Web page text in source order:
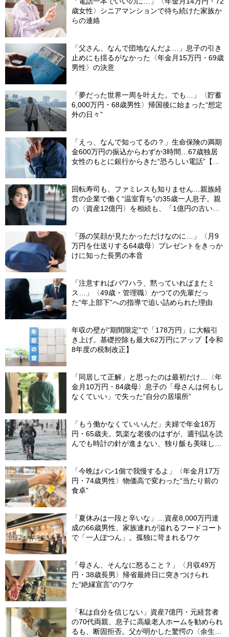
歳女性〉シニアマンションで待ち続けた家族か
らの連絡
「父さん、なんで団地なんだよ…」息子の引き
止めにも揺るがなかった〈年金月15万円・69歳
男性〉の決意
「夢だった世界一周を叶えた。でも…」〈貯蓄
6,000万円・68歳男性〉帰国後に始まった“想定
外の日々”
「えっ、なんで知ってるの？」生命保険の満期
金600万円の振込からわずか3時間…67歳独居
女性のもとに銀行からきた“恐ろしい電話”【FP
回転寿司も、ファミレスも知りません…親族経
営の企業で働く“温室育ち”の35歳一人息子。親
の〈資産12億円〉を相続も、「1億円の古いビ
「孫の笑顔が見たかっただけなのに…」〈月9
万円を仕送りする64歳母〉プレゼントをきっか
けに知った長男の本音
「注意すればパワハラ、黙っていればまたミ
ス…」〈49歳・管理職〉かつての先輩だっ
た“年上部下”への指導で追い詰められた理由
年収の壁が“期間限定”で「178万円」に大幅引
き上げ。基礎控除も最大62万円にアップ【令和
8年度の税制改正】
「同居して正解」と思ったのは最初だけ…〈年
金月10万円・84歳母〉息子の「母さんは何もし
なくていい」で失った“自分の居場所”
「もう働かなくていいんだ」夫婦で年金18万
円・65歳夫。気楽な老後のはずが、週刊誌を読
んでも時計の針が進まない、独り飯も美味しく
「今晩はパン1個で我慢するよ」〈年金月17万
円・74歳男性〉物価高で変わった“当たり前の
食卓”
「夏休みは一段と辛いな」…資産8,000万円達
成の66歳男性、家族連れが溢れるフードコート
で「一人ぽつん」。孤独に苛まれるワケ
「母さん、そんなに怒ること？」〈月収49万
円・38歳長男〉帰省最終日に突きつけられ
た“絶縁宣言”のワケ
「私は自分を信じない」資産7億円・元経営者
の70代両親、息子に高級老人ホームを勧められ
るも、断固拒否。父が明かした驚愕の〈余生計